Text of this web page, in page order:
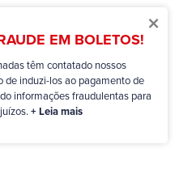
×
EM BOLETOS!
têm contatado nossos
de induzi-los ao pagamento de
informações fraudulentas para
+ Leia mais